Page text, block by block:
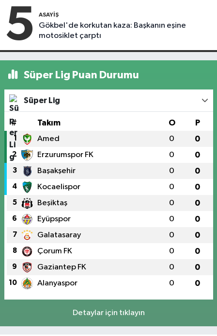
5 ASAYIŞ
Gökbel'de korkutan kaza: Başkanın eşine
motosiklet çarptı
Süper Lig Puan Durumu
Süper Lig
# Takım O P
1 Amed 0 0
2 Erzurumspor FK 0 0
3 Başakşehir 0 0
4 Kocaelispor 0 0
5 Beşiktaş 0 0
6 Eyüpspor 0 0
7 Galatasaray 0 0
8 Çorum FK 0 0
9 Gaziantep FK 0 0
10 Alanyaspor 0 0
Detaylar için tıklayın